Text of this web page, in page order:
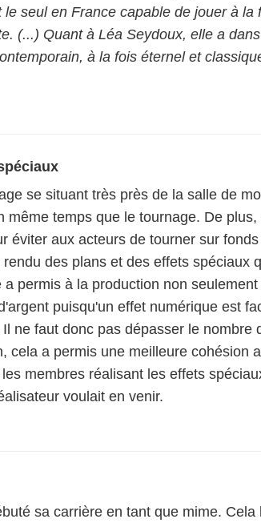
le seul en France capable de jouer à la
(...) Quant à Léa Seydoux, elle a
à la fois éternel et
se situant très près de la salle de
même temps que le tournage. De
éviter aux acteurs de tourner sur
des plans et des effets spéciaux
a permis à la production non
puisqu'un effet numérique est
ne faut donc pas dépasser le nombre
cela a permis une meilleure cohésion
membres réalisant les effets
voulait en venir.
sa carrière en tant que mime. Cela